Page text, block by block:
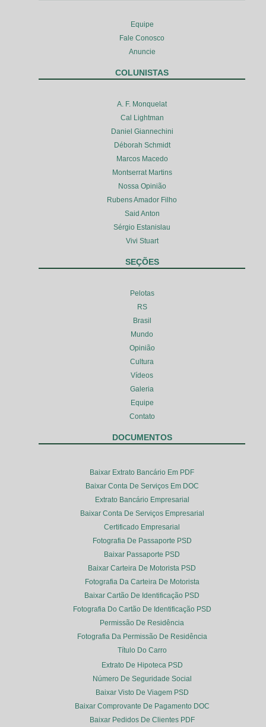
Equipe
Fale Conosco
Anuncie
COLUNISTAS
A. F. Monquelat
Cal Lightman
Daniel Giannechini
Déborah Schmidt
Marcos Macedo
Montserrat Martins
Nossa Opinião
Rubens Amador Filho
Said Anton
Sérgio Estanislau
Vivi Stuart
SEÇÕES
Pelotas
RS
Brasil
Mundo
Opinião
Cultura
Vídeos
Galeria
Equipe
Contato
DOCUMENTOS
Baixar Extrato Bancário Em PDF
Baixar Conta De Serviços Em DOC
Extrato Bancário Empresarial
Baixar Conta De Serviços Empresarial
Certificado Empresarial
Fotografia De Passaporte PSD
Baixar Passaporte PSD
Baixar Carteira De Motorista PSD
Fotografia Da Carteira De Motorista
Baixar Cartão De Identificação PSD
Fotografia Do Cartão De Identificação PSD
Permissão De Residência
Fotografia Da Permissão De Residência
Título Do Carro
Extrato De Hipoteca PSD
Número De Seguridade Social
Baixar Visto De Viagem PSD
Baixar Comprovante De Pagamento DOC
Baixar Pedidos De Clientes PDF